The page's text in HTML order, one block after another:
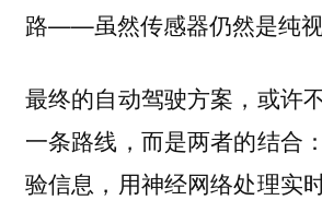
路——虽然传感器仍然是纯视
最终的自动驾驶方案，或许
一条路线，而是两者的结合
验信息，用神经网络处理实